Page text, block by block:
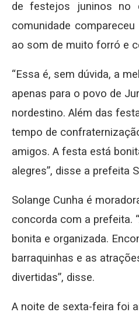
de festejos juninos no
comunidade
ao som de muito forró e
“Essa é, sem dúvida, a
apenas para o povo de
nordestino. Além das
tempo de
amigos. A festa está
alegres”, disse a prefeita
Solange Cunha é
concorda com a prefeita.
bonita e organizada.
barraquinhas e as
divertidas”, disse.
A noite de sexta-feira foi